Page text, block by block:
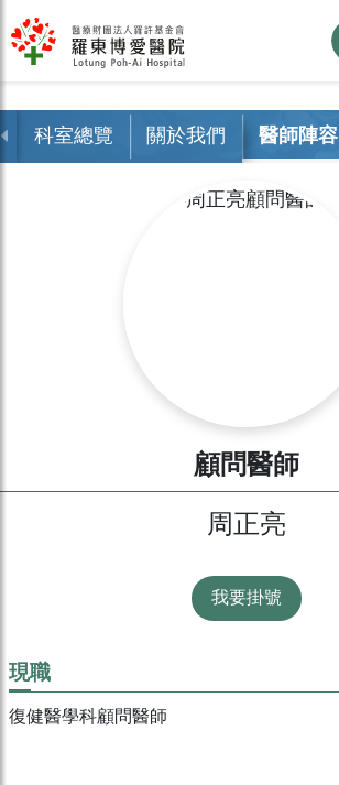
科室總覽 關於我們 醫師陣容
顧問醫師
周正亮
我要掛號
現職
復健醫學科顧問醫師